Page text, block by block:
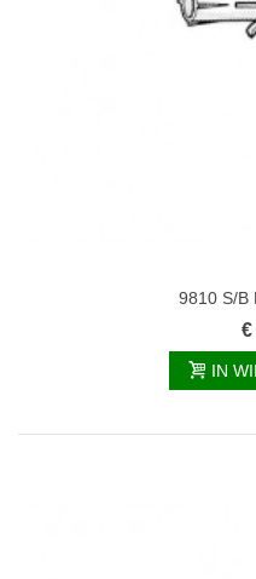
9810 S/B
€
IN